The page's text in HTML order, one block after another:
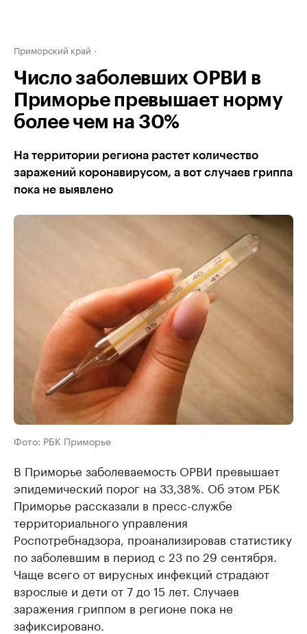
Приморский край
Число заболевших ОРВИ в
Приморье превышает норму
более чем на 30%
На территории региона растет количество
заражений коронавирусом, а вот случаев гриппа
пока не выявлено
Фото: РБК Приморье
В Приморье заболеваемость ОРВИ превышает
эпидемический порог на 33,38%. Об этом РБК
Приморье рассказали в пресс-службе
территориального управления
Роспотребнадзора, проанализировав статистику
по заболевшим в период с 23 по 29 сентября.
Чаще всего от вирусных инфекций страдают
взрослые и дети от 7 до 15 лет. Случаев
заражения гриппом в регионе пока не
зафиксировано.